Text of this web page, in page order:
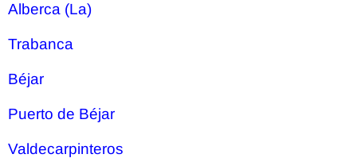
Alberca (La)
Trabanca
Béjar
Puerto de Béjar
Valdecarpinteros